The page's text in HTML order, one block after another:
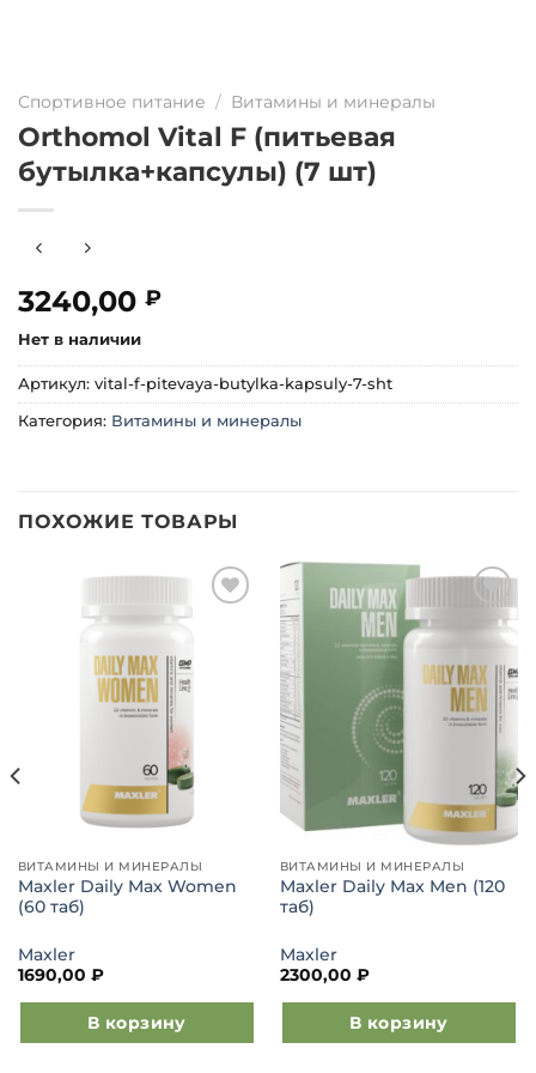
Спортивное питание / Витамины и минералы
Orthomol Vital F (питьевая
бутылка+капсулы) (7 шт)
3240,00 ₽
Нет в наличии
Артикул: vital-f-pitevaya-butylka-kapsuly-7-sht
Категория: Витамины и минералы
ПОХОЖИЕ ТОВАРЫ
Добавить
желаний
ВИТАМИНЫ И МИНЕРАЛЫ
Maxler Daily Max Women
(60 таб)
Maxler
1690,00 ₽
В корзину
Добавить
в список
ВИТАМИНЫ И МИНЕРАЛЫ
Maxler Daily Max Men (120
таб)
Maxler
2300,00 ₽
В корзину